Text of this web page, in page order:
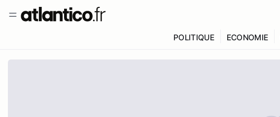
POLITIQUE ECONOMIE